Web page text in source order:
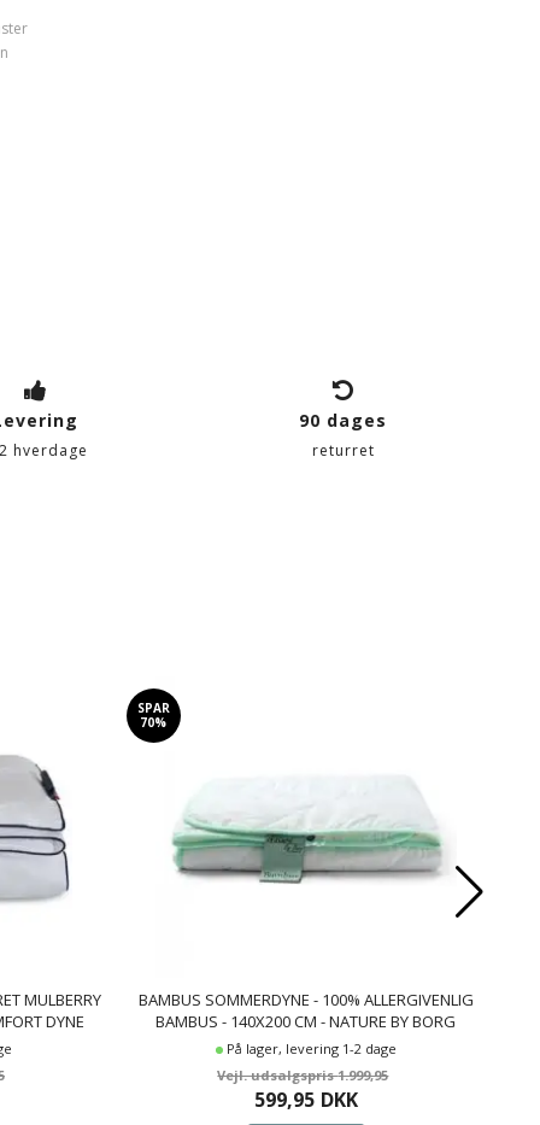
med tørrebolde
hverdage
90 dages
returret
MULBERRY
DYNE
SPAR
70%
BAMBUS SOMMERDYNE - 100% ALLERGIVENLIG
BAMBUS - 140X200 CM - NATURE BY BORG
BAMBUSDYNE
På lager, levering 1-2 dage
1.999,95
599,95 DKK